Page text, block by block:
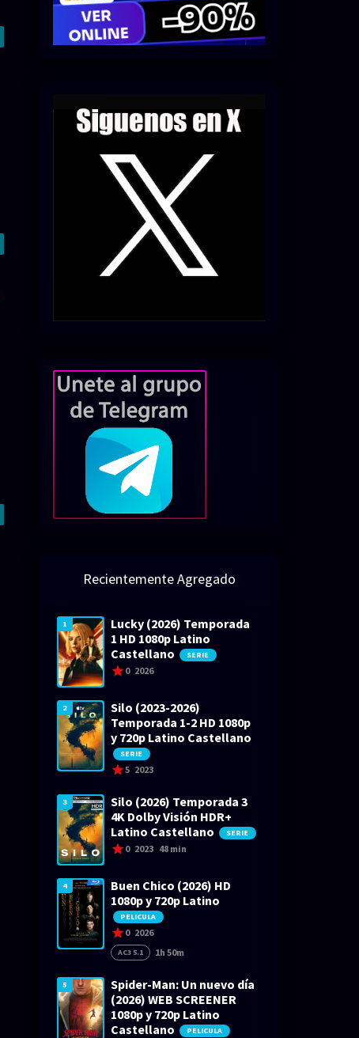
Recientemente Agregado
1
Lucky (2026) Temporada
1 HD 1080p Latino
Castellano
SERIE
0 2026
2
Silo (2023-2026)
Temporada 1-2 HD 1080p
y 720p Latino Castellano
SERIE
5 2023
3
Silo (2026) Temporada 3
4K Dolby Visión HDR+
Latino Castellano
SERIE
0 2023 48 min
4
Buen Chico (2026) HD
1080p y 720p Latino
PELICULA
0 2026
AC3 5.1 1h 50m
5
Spider-Man: Un nuevo día
(2026) WEB SCREENER
1080p y 720p Latino
Castellano
PELICULA